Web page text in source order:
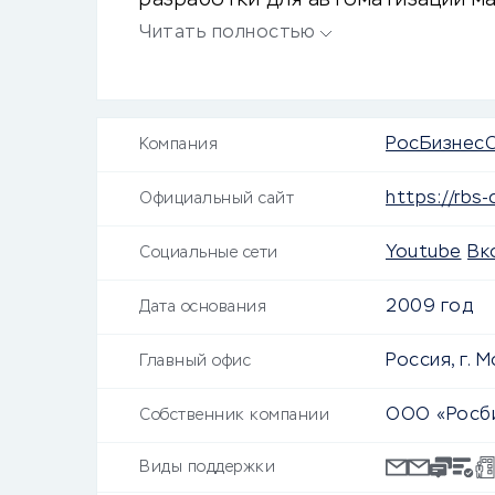
тест-драйв, промокоды и
Читать полностью
Компания
Официальный сайт https://rbs-
Социальные сети Youtube
Дата основания 2009 год
Главный офис Россия, г.
Собственник компании ООО
Виды поддержки